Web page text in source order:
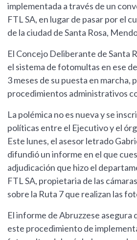
implementada a través de un
FTL SA, en lugar de pasar por el
de la ciudad de Santa Rosa,
El Concejo Deliberante de Santa
el sistema de fotomultas en ese
3 meses de su puesta en marcha,
procedimientos administrativos
La polémica no es nueva y se
políticas entre el Ejecutivo y el
Este lunes, el asesor letrado
difundió un informe en el que
adjudicación que hizo el
FTL SA, propietaria de las
sobre la Ruta 7 que realizan las
El informe de Abruzzese asegura
este procedimiento de